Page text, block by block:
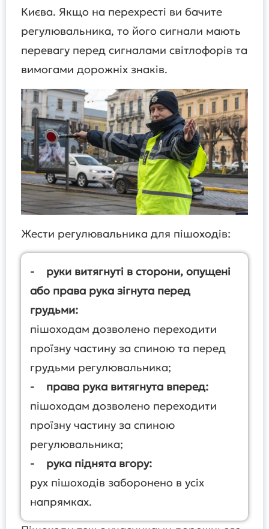
Києва. Якщо на перехресті ви бачите
регулювальника, то його сигнали мають
перевагу перед сигналами світлофорів та
вимогами дорожніх знаків.
Жести регулювальника для пішоходів:
- руки витягнуті в сторони, опущені
або права рука зігнута перед
грудьми:
пішоходам дозволено переходити
проїзну частину за спиною та перед
грудьми регулювальника;
- права рука витягнута вперед:
пішоходам дозволено переходити
проїзну частину за спиною
регулювальника;
- рука піднята вгору:
рух пішоходів заборонено в усіх
напрямках.